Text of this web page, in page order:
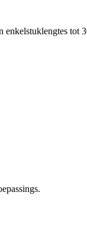
enkelstuklengtes